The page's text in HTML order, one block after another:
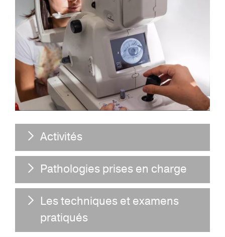
Activités
Pathologies prises en charge
Les techniques et examens
pratiqués